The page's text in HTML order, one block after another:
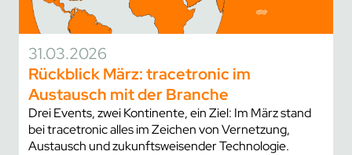
31.03.2026
Rückblick März: tracetronic im
Austausch mit der Branche
Drei Events, zwei Kontinente, ein Ziel: Im März stand
bei tracetronic alles im Zeichen von Vernetzung,
Austausch und zukunftsweisender Technologie.